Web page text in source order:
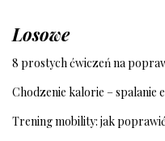
Losowe
8 prostych ćwiczeń na
Chodzenie kalorie – spalanie
Trening mobility: jak